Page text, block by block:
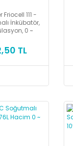
111 -
İnkübatör,
0 ~
RafTL